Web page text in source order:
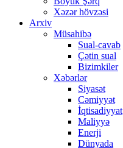
Xəzər hövzəsi
Arxiv
Müsahibə
Sual-cavab
Çətin sual
Bizimkiler
Xəbərlər
Siyasət
Cəmiyyət
İqtisadiyyat
Maliyyə
Enerji
Dünyada